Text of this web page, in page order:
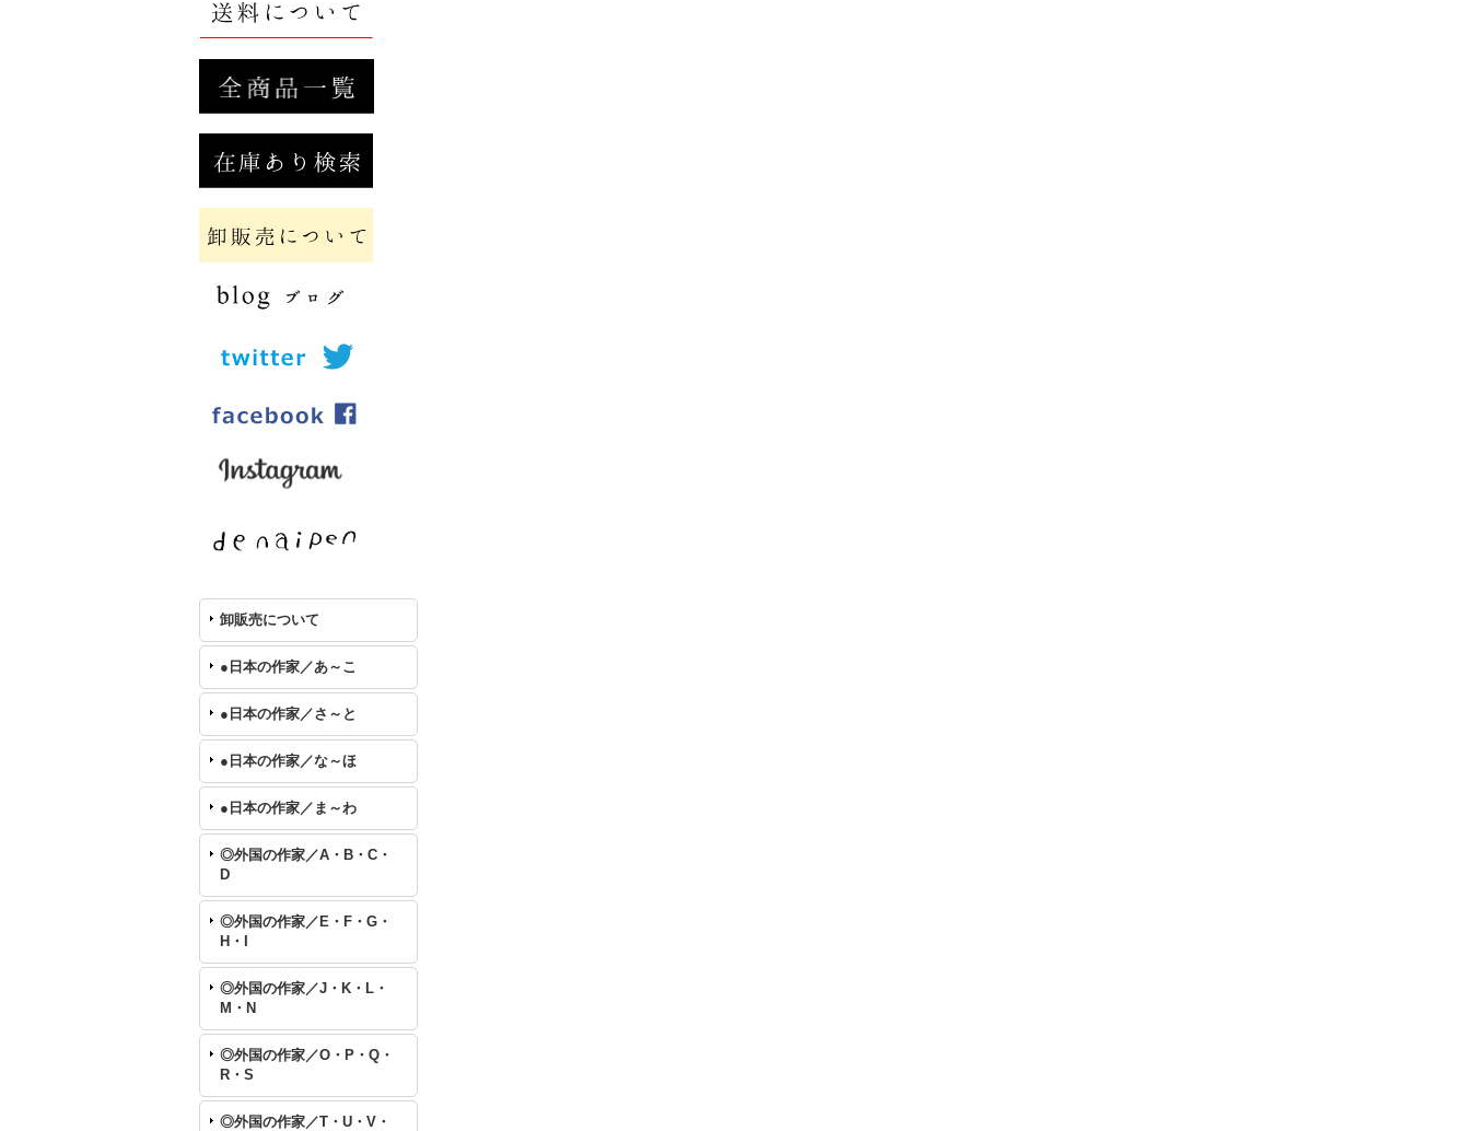
卸販売について
●日本の作家／あ～こ
●日本の作家／さ～と
●日本の作家／な～ほ
●日本の作家／ま～わ
◎外国の作家／A・B・C・
D
◎外国の作家／E・F・G・
H・I
◎外国の作家／J・K・L・
M・N
◎外国の作家／O・P・Q・
R・S
◎外国の作家／T・U・V・